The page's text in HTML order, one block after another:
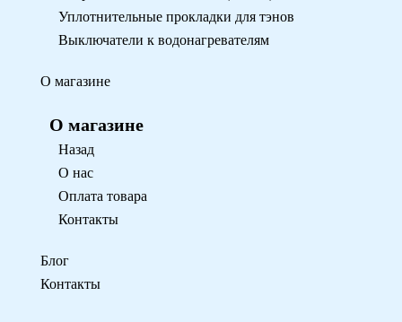
Уплотнительные прокладки для тэнов
Выключатели к водонагревателям
О магазине
О магазине
Назад
О нас
Оплата товара
Контакты
Блог
Контакты